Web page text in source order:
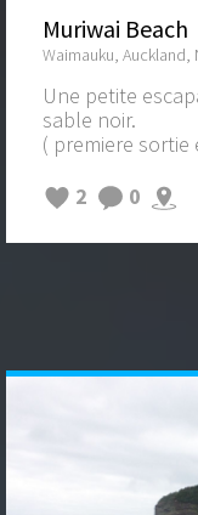
Muriwai Beach
Waimauku,
Une petite
sable noir.
( premiere
2
0